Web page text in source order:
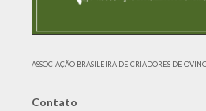
ASSOCIAÇÃO BRASILEIRA DE CRIADORES DE
Contato